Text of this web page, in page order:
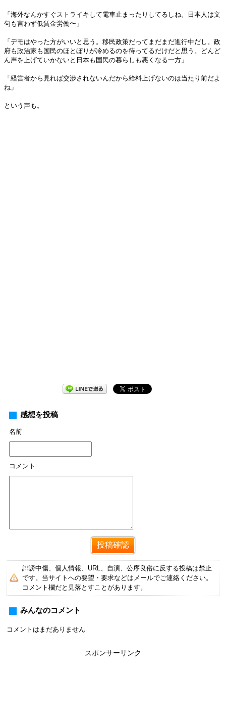
「海外なんかすぐストライキして電車止まったりしてるしね。日本人は文
句も言わず低賃金労働〜」
「デモはやった方がいいと思う。移民政策だってまだまだ進行中だし。政
府も政治家も国民のほとぼりが冷めるのを待ってるだけだと思う。どんど
ん声を上げていかないと日本も国民の暮らしも悪くなる一方」
「経営者から見れば交渉されないんだから給料上げないのは当たり前だよ
ね」
という声も。
感想を投稿
名前
コメント
誹謗中傷、個人情報、URL、自演、公序良俗に反する投稿は禁止
です。当サイトへの要望・要求などはメールでご連絡ください。
コメント欄だと見落とすことがあります。
みんなのコメント
コメントはまだありません
スポンサーリンク